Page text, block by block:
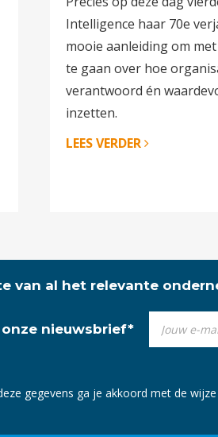
Intelligence haar 70e
mooie aanleiding om
te gaan over hoe
verantwoord én
inzetten.
LEES VERDER
van al het relevante
nieuwsbrief*
gegevens ga je akkoord met de